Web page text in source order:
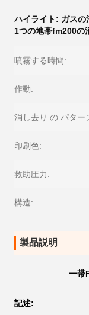
ハイライト: ガスの
1つの地帯fm200の
噴霧する時間:
作動:
消し去り の パター
印刷色:
救助圧力:
構造:
製品説明
一帯
記述: